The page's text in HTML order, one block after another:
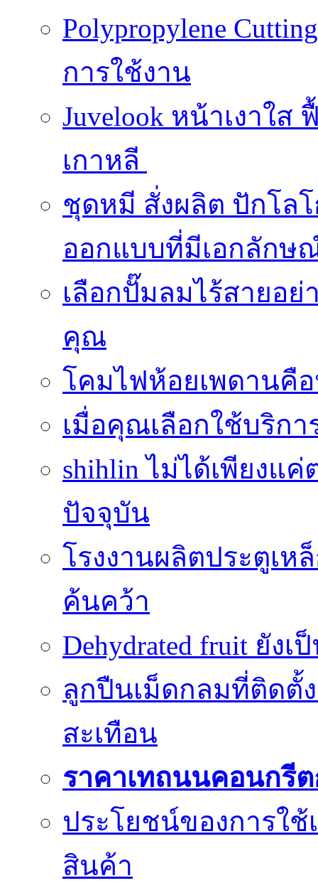
Polypropylene
การใช้งาน
Juvelook หน้าเงาใส
เกาหลี
ชุดหมี สั่งผลิต ปักโล
ออกแบบที่มีเอกลักษ
เลือกปั๊มลมไร้สายอย่
คุณ
โคมไฟห้อยเพดานคื
เมื่อคุณเลือกใช้บริก
shihlin ไม่ได้เพียงแ
ปัจจุบัน
โรงงานผลิตประตูเห
ค้นคว้า
Dehydrated fruit ยัง
ลูกปืนเม็ดกลมที่ติดตั้
สะเทือน
ราคาเทถนนคอนกรีต
ประโยชน์ของการใ
สินค้า